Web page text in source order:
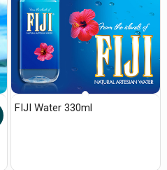
FIJI Water 330ml